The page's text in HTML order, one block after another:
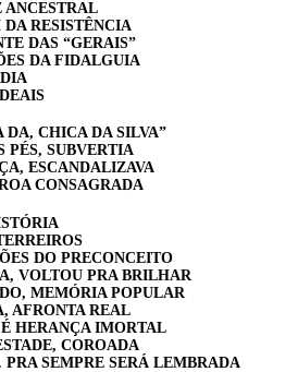
ANCESTRAL
RESISTÊNCIA
DAS “GERAIS”
DA FIDALGUIA
DA, CHICA DA SILVA”
PÉS, SUBVERTIA
ESCANDALIZAVA
CONSAGRADA
DO PRECONCEITO
VOLTOU PRA BRILHAR
MEMÓRIA POPULAR
AFRONTA REAL
HERANÇA IMORTAL
COROADA
SEMPRE SERÁ LEMBRADA